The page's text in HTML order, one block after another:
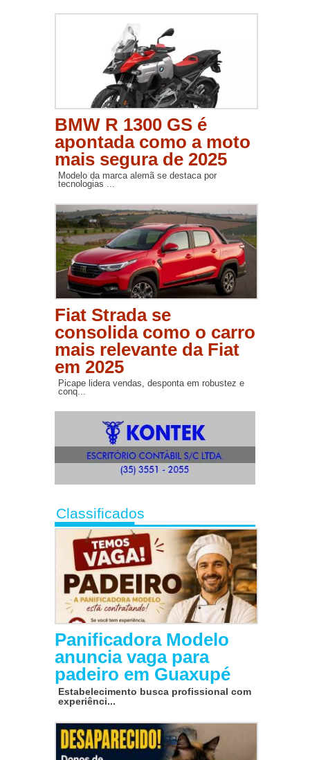
BMW R 1300 GS é
apontada como a moto
mais segura de 2025
Modelo da marca alemã se destaca por
tecnologias ...
Fiat Strada se
consolida como o carro
mais relevante da Fiat
em 2025
Picape lidera vendas, desponta em robustez e
conq...
Classificados
Panificadora Modelo
anuncia vaga para
padeiro em Guaxupé
Estabelecimento busca profissional com
experiênci...